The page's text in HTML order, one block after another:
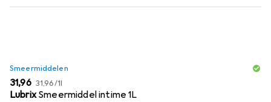
Smeermiddelen
EUR
31,96 EUR
31,96/1l
Lubrix Smeermiddel intime 1L